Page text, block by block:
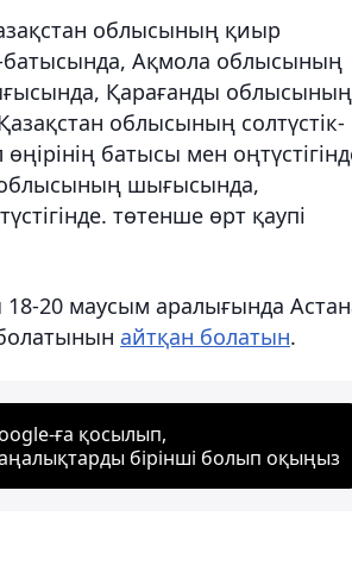
облысының қиыр
батысында, Ақмола облысының
Қарағанды облысының
облысының солтүстік-
батысы мен
облысының шығысында,
төтенше өрт қаупі
20 маусым аралығында
айтқан болатын.
ға қосылып,
бірінші болып оқыңыз